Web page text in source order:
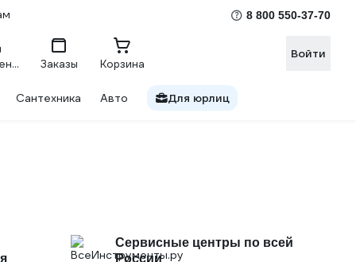
8 800 550-37-70
Сравнение Заказы Корзина
Войти
Сантехника Авто Для юрлиц
Сервисные центры по всей
России